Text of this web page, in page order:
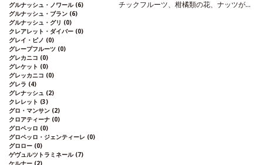
グルナッシュ・ノワール (6)
グルナッシュ・ブラン (6)
グルナッシュ・グリ (0)
クレアレット・ダイバー (0)
グレイ・ピノ (0)
グレープフルーツ (0)
グレカニコ (0)
グレケット (0)
グレッカニコ (0)
グレラ (4)
グレナッシュ (2)
クレレット (3)
グロ・マンサン (2)
クロアティーナ (0)
グロペッロ (0)
グロペッロ・ジェンティーレ (0)
グロロー (0)
ゲヴュルツトラミネール (7)
ケルナー (2)
チックフルーツ、柑橘類の花、ナッツが際